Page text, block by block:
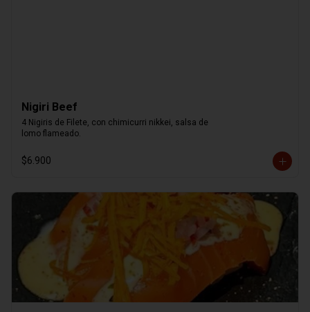
Nigiri Beef
4 Nigiris de Filete, con chimicurri nikkei, salsa de
lomo flameado.
$6.900